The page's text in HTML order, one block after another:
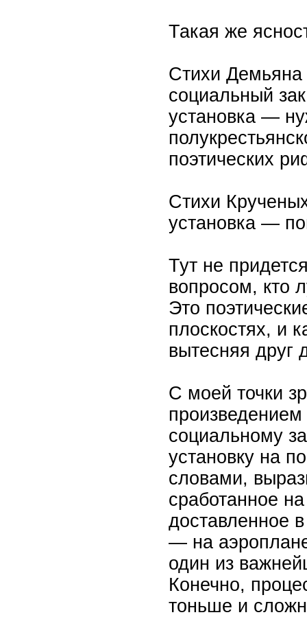
Такая же
Стихи
социальный
установка —
поэтических
Стихи
установка —
Тут не
вопросом, кто
Это
плоскостях, и
вытесняя друг
С моей точки
произведением
социальному
установку на
словами,
сработанное
доставленное
— на
один из
Конечно,
тоньше и